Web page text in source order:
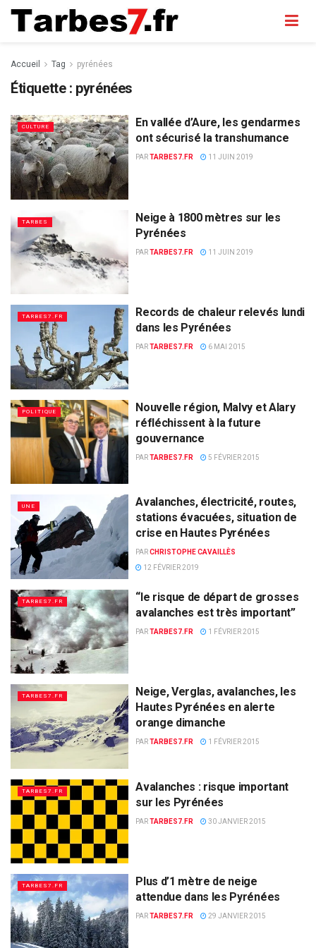
Accueil Tag pyrénées
Étiquette : pyrénées
CULTURE
En vallée d’Aure, les gendarmes
ont sécurisé la transhumance
PARTARBES7.FR 11 JUIN 2019
TARBES
Neige à 1800 mètres sur les
Pyrénées
PARTARBES7.FR 11 JUIN 2019
TARBES7.FR
Records de chaleur relevés lundi
dans les Pyrénées
PARTARBES7.FR 6 MAI 2015
POLITIQUE
Nouvelle région, Malvy et Alary
réfléchissent à la future
gouvernance
PARTARBES7.FR 5 FÉVRIER 2015
UNE
Avalanches, électricité, routes,
stations évacuées, situation de
crise en Hautes Pyrénées
PARCHRISTOPHE CAVAILLÈS
12 FÉVRIER 2019
TARBES7.FR
“le risque de départ de grosses
avalanches est très important”
PARTARBES7.FR 1 FÉVRIER 2015
TARBES7.FR
Neige, Verglas, avalanches, les
Hautes Pyrénées en alerte
orange dimanche
PARTARBES7.FR 1 FÉVRIER 2015
TARBES7.FR
Avalanches : risque important
sur les Pyrénées
PARTARBES7.FR 30 JANVIER 2015
TARBES7.FR
Plus d’1 mètre de neige
attendue dans les Pyrénées
PARTARBES7.FR 29 JANVIER 2015